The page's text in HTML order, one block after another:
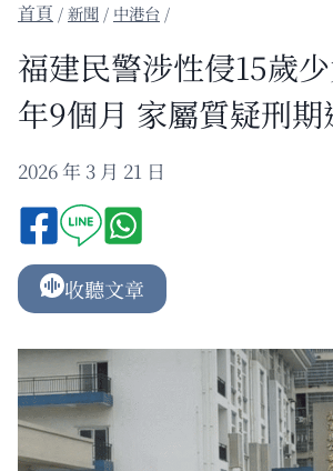
/新聞 / 中港台 /
福建民警涉性侵15歲
年9個月 家屬質疑刑期
2026 年 3 月 21 日
收聽文章